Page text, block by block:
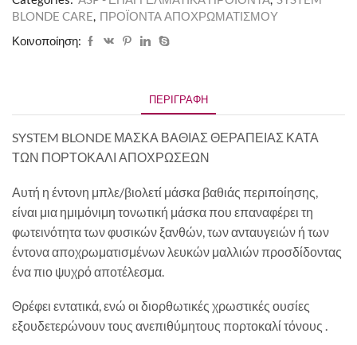
BLONDE CARE, ΠΡΟΪΟΝΤΑ ΑΠΟΧΡΩΜΑΤΙΣΜΟΥ
Κοινοποίηση:
ΠΕΡΙΓΡΑΦΉ
SYSTEM BLONDE ΜΑΣΚΑ ΒΑΘΙΑΣ ΘΕΡΑΠΕΙΑΣ ΚΑΤΑ
ΤΩΝ ΠΟΡΤΟΚΑΛΙ ΑΠΟΧΡΩΣΕΩΝ
Αυτή η έντονη μπλε/βιολετί μάσκα βαθιάς περιποίησης,
είναι μια ημιμόνιμη τονωτική μάσκα που επαναφέρει τη
φωτεινότητα των φυσικών ξανθών, των ανταυγειών ή των
έντονα αποχρωματισμένων λευκών μαλλιών προσδίδοντας
ένα πιο ψυχρό αποτέλεσμα.
Θρέφει εντατικά, ενώ οι διορθωτικές χρωστικές ουσίες
εξουδετερώνουν τους ανεπιθύμητους πορτοκαλί τόνους .